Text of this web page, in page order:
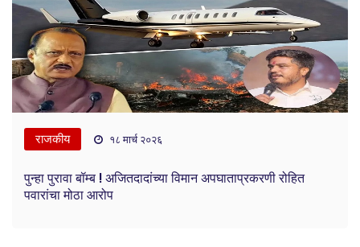
राजकीय १८ मार्च २०२६
पुन्हा पुरावा बॉम्ब ! अजितदादांच्या विमान अपघाताप्रकरणी रोहित
पवारांचा मोठा आरोप